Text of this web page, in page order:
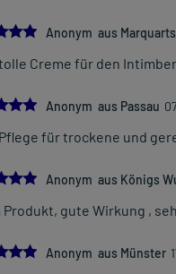
5.0
Anonym aus
Creme für den
5.0
Anonym aus Passau
für trockene und
5.0
Anonym aus Königs
Produkt, gute Wirkung ,
5.0
Anonym aus Münster